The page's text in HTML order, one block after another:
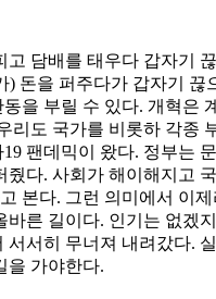
고 담배를 태우다 갑자기
) 돈을 퍼주다가 갑자기 끊
을 부릴 수 있다. 개혁은
리도 국가를 비롯하 각종
팬데믹이 왔다. 정부는
줬다. 사회가 해이해지고
본다. 그런 의미에서 이
바른 길이다. 인기는 없겠
서서히 무너져 내려갔다.
을 가야한다.